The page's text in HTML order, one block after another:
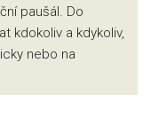
paušál. Do
kdokoliv a kdykoliv,
nebo na